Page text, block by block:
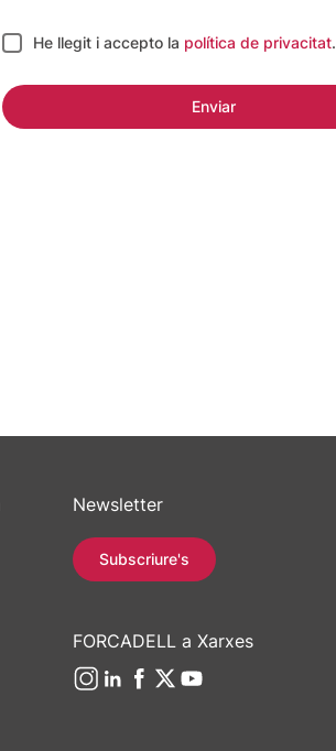
He llegit i accepto la política de privacitat.
Newsletter
Subscriure's
FORCADELL a Xarxes